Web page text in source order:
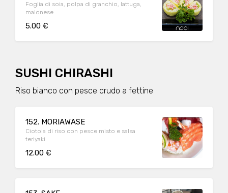
Foglia di soia, polpa di granchio, lattuga,
maionese
5.00 €
SUSHI CHIRASHI
Riso bianco con pesce crudo a fettine
152. MORIAWASE
Ciotola di riso con pesce misto e salsa
teriyaki
12.00 €